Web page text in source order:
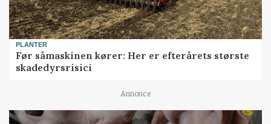
PLANTER
Før såmaskinen kører: Her er efterårets største
skadedyrsrisici
Annonce